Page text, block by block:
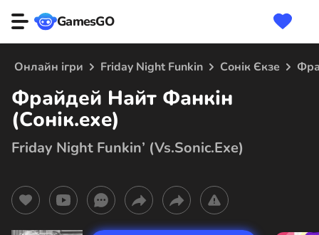
GamesGO
Онлайн ігри Friday Night Funkin Сонік Єкзе
Фрайдей Найт Фанкін
(Сонік.exe)
Friday Night Funkin’ (Vs.Sonic.Exe)